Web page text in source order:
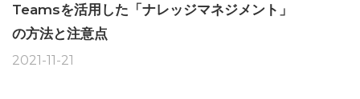
Teamsを活用した「ナレッジマネジメント」
の方法と注意点
2021-11-21